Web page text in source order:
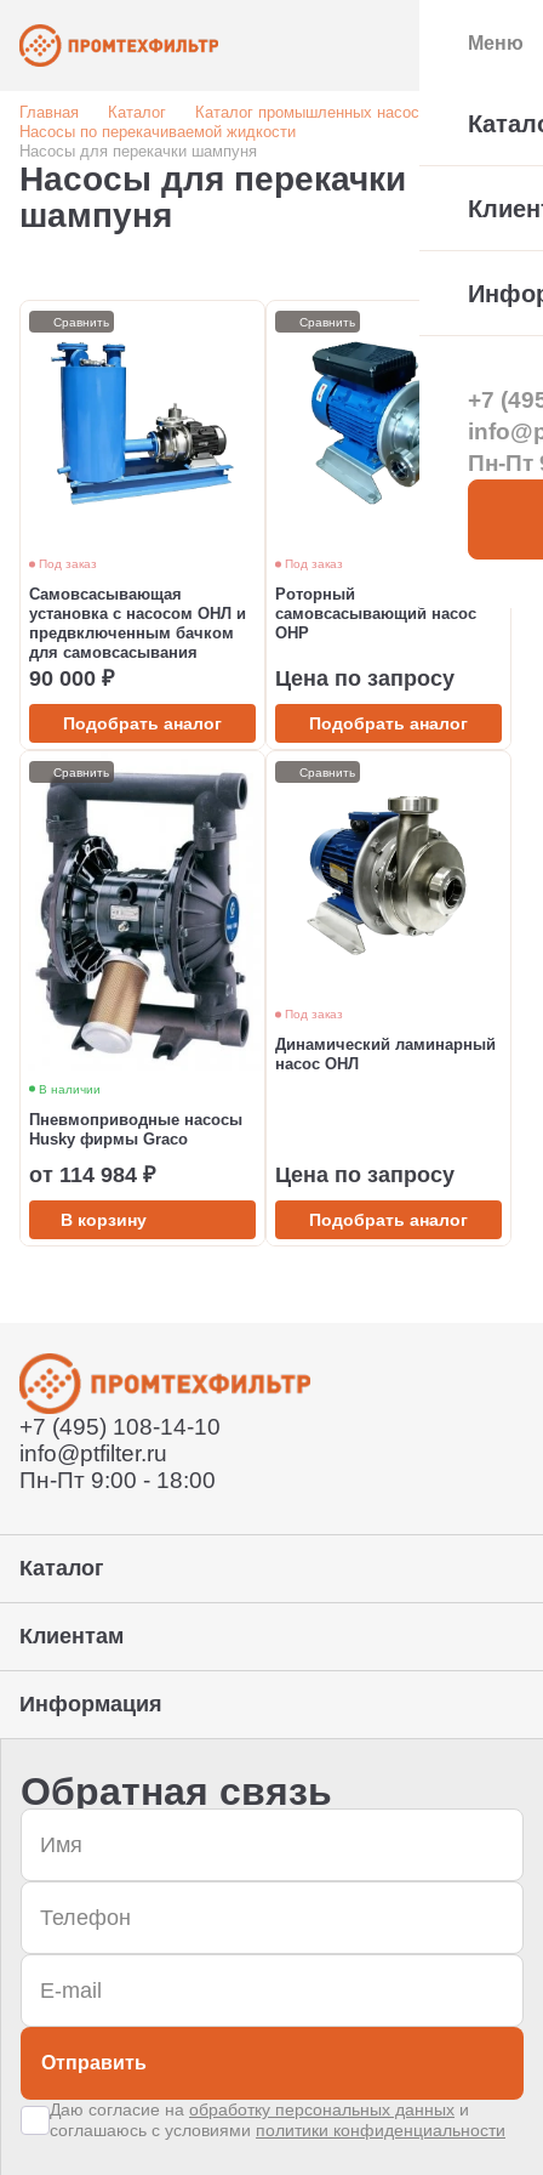
Главная Каталог
Каталог промышленных насосов
Насосы по перекачиваемой жидкости
Насосы для перекачки шампуня
Насосы для перекачки
шампуня
Под заказ
Самовсасывающая
установка с насосом ОНЛ и
предвключенным бачком
для самовсасывания
90 000 ₽
Подобрать аналог
Сравнить
Под заказ
Роторный
самовсасывающий насос
ОНР
Цена по запросу
Подобрать аналог
Сравнить
В наличии
Пневмоприводные насосы
Husky фирмы Graco
от 114 984 ₽
В корзину
Сравнить
Под заказ
Динамический ламинарный
насос ОНЛ
Цена по запросу
Подобрать аналог
Сравнить
+7 (495) 108-14-10
info@ptfilter.ru
Пн-Пт 9:00 - 18:00
Каталог
Клиентам
Информация
Обратная связь
Отправить
Даю согласие на обработку персональных данных и
соглашаюсь с условиями политики конфиденциальности
Меню
+7
Пн-Пт